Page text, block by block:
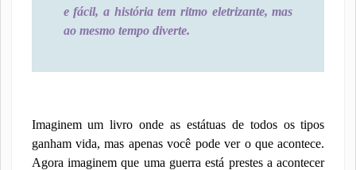
e fácil, a história tem ritmo eletrizante, mas
ao mesmo tempo diverte.
Imaginem um livro onde as estátuas de todos os tipos
ganham vida, mas apenas você pode ver o que acontece.
Agora imaginem que uma guerra está prestes a acontecer